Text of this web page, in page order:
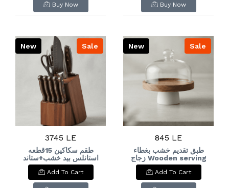
Buy Now Buy Now
Sale
New
3745 LE
طقم سكاكين 15قطعه
استانلس بيد خشب+ستاند
خشب 15-piece
stainless steel knife
set with wooden
Add To Cart
Sale
New
845 LE
طبق تقديم خشب بغطاء
زجاج Wooden serving
dish with a glass lid
Add To Cart